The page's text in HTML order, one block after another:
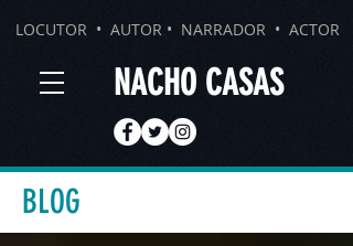
LOCUTOR • AUTOR • NARRADOR • ACTOR
NACHO CASAS
BLOG